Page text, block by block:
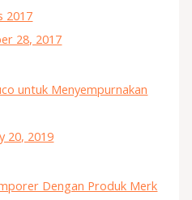
2017
28, 2017
untuk Menyempurnakan
20, 2019
Dengan Produk Merk